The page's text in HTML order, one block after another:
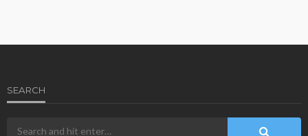
SEARCH